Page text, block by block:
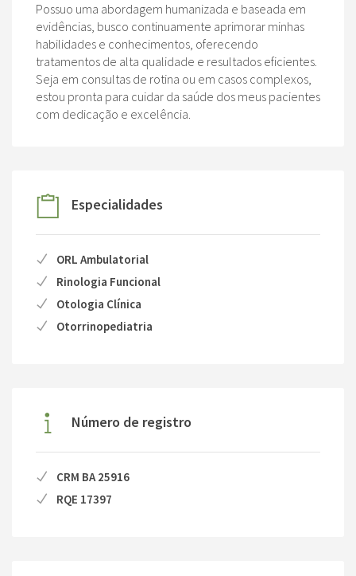
Possuo uma abordagem humanizada e baseada em
evidências, busco continuamente aprimorar minhas
habilidades e conhecimentos, oferecendo
tratamentos de alta qualidade e resultados eficientes.
Seja em consultas de rotina ou em casos complexos,
estou pronta para cuidar da saúde dos meus pacientes
com dedicação e excelência.
Especialidades
ORL Ambulatorial
Rinologia Funcional
Otologia Clínica
Otorrinopediatria
Número de registro
CRM BA 25916
RQE 17397